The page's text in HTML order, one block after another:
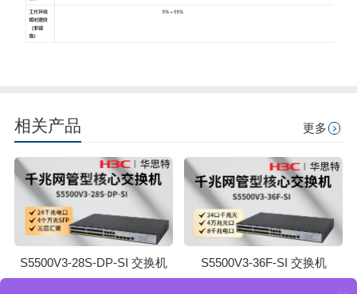
相关产品 更多
S5500V3-28S-DP-SI 交换机 S5500V3-36F-SI 交换机